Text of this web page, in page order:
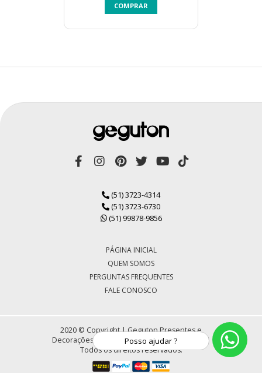
COMPRAR
(51) 3723-4314
(51) 3723-6730
(51) 99878-9856
PÁGINA INICIAL
QUEM SOMOS
PERGUNTAS FREQUENTES
FALE CONOSCO
2020 © Copyright | Geguton Presentes e
Decorações LTDA | CNPJ 72.430.184/0001-30 |
Todos os direitos reservados.
Posso ajudar ?